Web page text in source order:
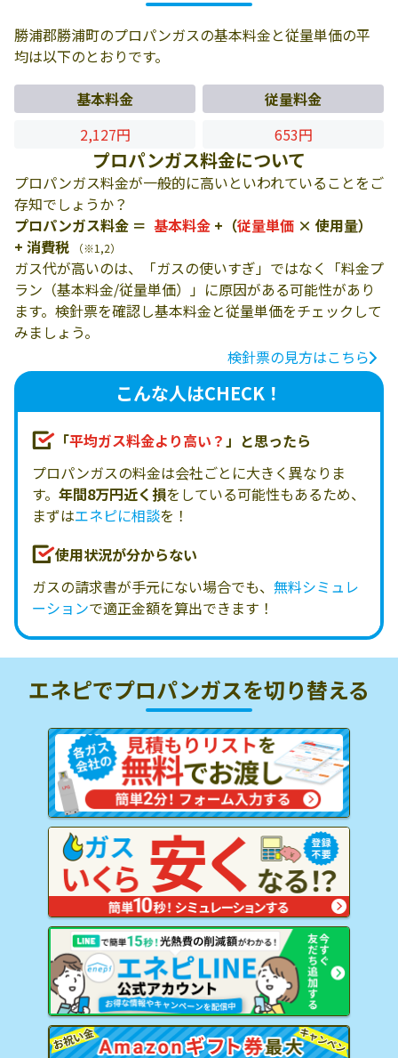
勝浦郡勝浦町のプロパンガスの基本料金と従量単価の平
均は以下のとおりです。
基本料金
従量料金
2,127円
653円
プロパンガス料金について
プロパンガス料金が一般的に高いといわれていることをご
存知でしょうか？
プロパンガス料金 ＝ 基本料金 +（従量単価 × 使用量）
+ 消費税
（※1,2）
ガス代が高いのは、「ガスの使いすぎ」ではなく「料金プ
ラン（基本料金/従量単価）」に原因がある可能性があり
ます。検針票を確認し基本料金と従量単価をチェックして
みましょう。
検針票の見方はこちら
こんな人はCHECK！
「平均ガス料金より高い？」と思ったら
プロパンガスの料金は会社ごとに大きく異なりま
す。 年間8万円近く損をしている可能性もあるため、
まずはエネピに相談を！
使用状況が分からない
ガスの請求書が手元にない場合でも、 無料シミュレ
ーションで適正金額を算出できます！
エネピでプロパンガスを切り替える